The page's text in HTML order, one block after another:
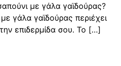
με γάλα γαϊδούρας?
γάλα γαϊδούρας περιέχει
την επιδερμίδα σου. Το […]